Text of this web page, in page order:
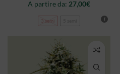
A partire da: 27,00€
3 semi